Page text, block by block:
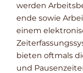
werden
ende sowie
einem
bieten oftmals
und